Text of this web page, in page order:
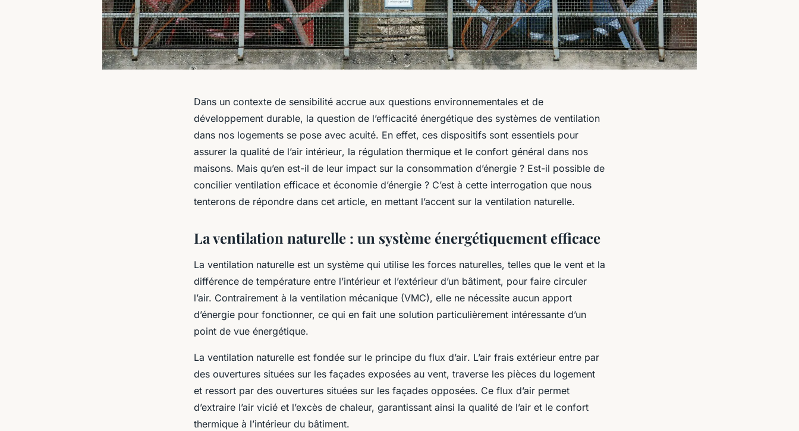
Dans un contexte de sensibilité accrue aux questions environnementales et de
développement durable, la question de l’efficacité énergétique des systèmes de ventilation
dans nos logements se pose avec acuité. En effet, ces dispositifs sont essentiels pour
assurer la qualité de l’air intérieur, la régulation thermique et le confort général dans nos
maisons. Mais qu’en est-il de leur impact sur la consommation d’énergie ? Est-il possible de
concilier ventilation efficace et économie d’énergie ? C’est à cette interrogation que nous
tenterons de répondre dans cet article, en mettant l’accent sur la ventilation naturelle.
La ventilation naturelle : un système énergétiquement efficace
La ventilation naturelle est un système qui utilise les forces naturelles, telles que le vent et la
différence de température entre l’intérieur et l’extérieur d’un bâtiment, pour faire circuler
l’air. Contrairement à la ventilation mécanique (VMC), elle ne nécessite aucun apport
d’énergie pour fonctionner, ce qui en fait une solution particulièrement intéressante d’un
point de vue énergétique.
La ventilation naturelle est fondée sur le principe du flux d’air. L’air frais extérieur entre par
des ouvertures situées sur les façades exposées au vent, traverse les pièces du logement
et ressort par des ouvertures situées sur les façades opposées. Ce flux d’air permet
d’extraire l’air vicié et l’excès de chaleur, garantissant ainsi la qualité de l’air et le confort
thermique à l’intérieur du bâtiment.